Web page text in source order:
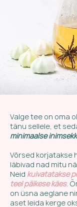
Valge tee on oma
tänu sellele, et
minimaalse
Võrsed korjatakse
läbivad nad mitu
Neid kuivatatakse
teel päikese käes.
on üsna aeglane
aset leida kerge